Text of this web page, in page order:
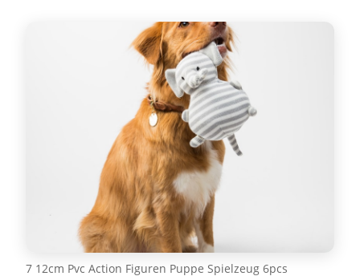
7 12cm Pvc Action Figuren Puppe Spielzeug 6pcs